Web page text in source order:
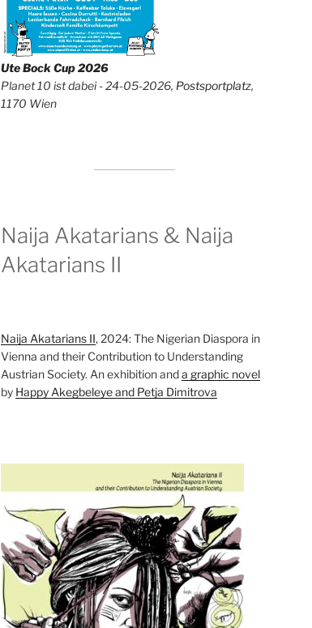
Ute Bock Cup 2026
Planet 10 ist dabei - 24-05-2026, Postsportplatz,
1170 Wien
Naija Akatarians & Naija
Akatarians II
Naija Akatarians II, 2024: The Nigerian Diaspora in
Vienna and their Contribution to Understanding
Austrian Society. An exhibition anda graphic novel
by Happy Akegbeleye and Petja Dimitrova